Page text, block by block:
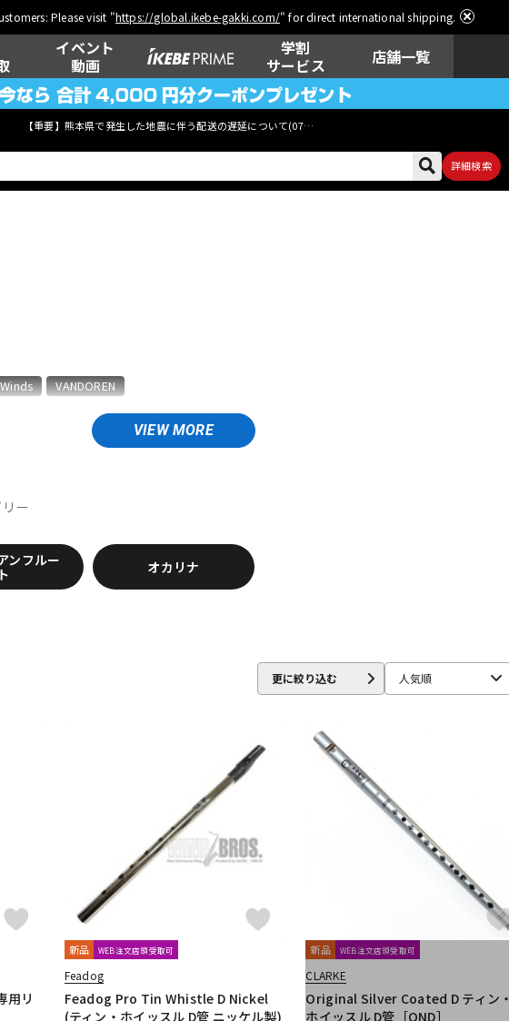
Please visit "https://global.ikebe-gakki.com/" for direct international shipping.
イベント
動画
学割
サービス
店舗一覧
【重要】熊本県で発生した地震に伴う配送の遅延について(07月29日
詳細検索
DTM オンラ
イン納品
レコーディン
グ機器
VIEW MORE
VANDOREN
Anfree Antigua Antoine Courtois
BRASS Charles Davis Chateau ChopSaver
EMO FAT CAT FAXX Feadog FIBRACELL
GLOBAL Gonzalez Gottsu GR
JM Lubricants Jo-Ral JUPITER K&M KELLY
OKURA + MUTE Paul Mauriat
Rondino ROUSSEAU Schilke
SOULO MUTE Stork
Theo Wanne TORAYSEE
waltons Warburton Wood Stone XO YAMAHA
ナル オオサワオカリナ オオハシ すいとる君 その他メーカー ツルピカ君
Custom Brass TK Melody HINO Klang MG Leather Work ELISE
ー
ンフルー
ト
オカリナ
更に絞り込む 人気順
用リ
新品 WEB注文店頭受取可
Feadog
Feadog Pro Tin Whistle D Nickel
(ティン・ホイッスル D管 ニッケル製)
新品 WEB注文店頭受取可
CLARKE
Original Silver Coated D ティン・
ホイッスル D管［OND］